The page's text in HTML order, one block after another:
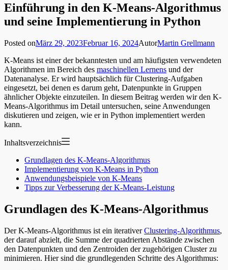
Einführung in den K-Means-Algorithmus
und seine Implementierung in Python
Posted onMärz 29, 2023Februar 16, 2024AutorMartin Grellmann
K-Means ist einer der bekanntesten und am häufigsten verwendeten
Algorithmen im Bereich des maschinellen Lernens und der
Datenanalyse. Er wird hauptsächlich für Clustering-Aufgaben
eingesetzt, bei denen es darum geht, Datenpunkte in Gruppen
ähnlicher Objekte einzuteilen. In diesem Beitrag werden wir den K-
Means-Algorithmus im Detail untersuchen, seine Anwendungen
diskutieren und zeigen, wie er in Python implementiert werden
kann.
Inhaltsverzeichnis
Grundlagen des K-Means-Algorithmus
Implementierung von K-Means in Python
Anwendungsbeispiele von K-Means
Tipps zur Verbesserung der K-Means-Leistung
Grundlagen des K-Means-Algorithmus
Der K-Means-Algorithmus ist ein iterativerClustering-Algorithmus,
der darauf abzielt, die Summe der quadrierten Abstände zwischen
den Datenpunkten und den Zentroiden der zugehörigen Cluster zu
minimieren. Hier sind die grundlegenden Schritte des Algorithmus: